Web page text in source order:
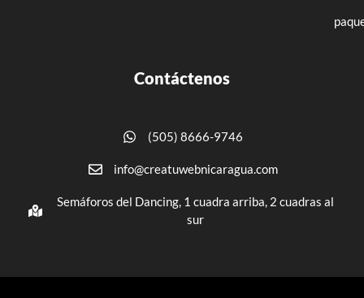
Contáctenos
(505) 8666-9746
info@creatuwebnicaragua.com
Semáforos del Dancing, 1 cuadra arriba, 2 cuadras al
sur